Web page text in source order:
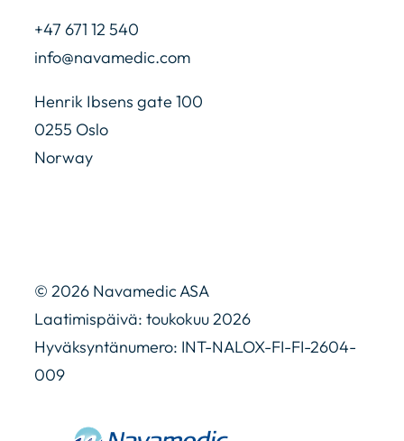
+47 671 12 540
info@navamedic.com
Henrik Ibsens gate 100
0255 Oslo
Norway
© 2026 Navamedic ASA
Laatimispäivä: toukokuu 2026
Hyväksyntänumero: INT-NALOX-FI-FI-2604-
009